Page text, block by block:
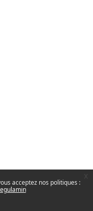
acceptez nos politiques :